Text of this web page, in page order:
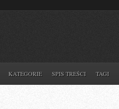
KATEGORIE SPIS TREŚCI TAGI